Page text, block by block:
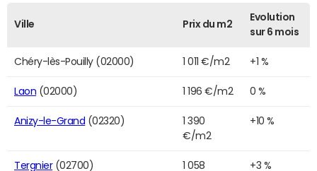
Ville Prix du m2
Evolution
sur 6 mois
Chéry-lès-Pouilly (02000) 1 011 €/m2 +1 %
Laon (02000) 1 196 €/m2 0 %
Anizy-le-Grand (02320)
1 390
€/m2
+10 %
Tergnier(02700)
1 058
+3 %